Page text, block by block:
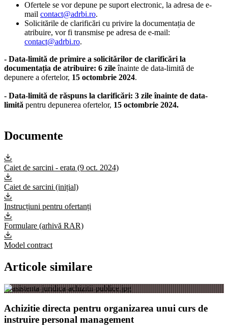
Ofertele se vor depune pe suport electronic, la adresa de e-
mail contact@adrbi.ro.
Solicitările de clarificări cu privire la documentația de
atribuire, vor fi transmise pe adresa de e-mail:
contact@adrbi.ro.
- Data-limită de primire a solicitărilor de clarificări la
documentația de atribuire: 6 zileînainte de data-limită de
depunere a ofertelor, 15 octombrie 2024.
- Data-limită de răspuns la clarificări: 3 zile înainte de data-
limită pentru depunerea ofertelor, 15 octombrie 2024.
Documente
Caiet de sarcini - erata (9 oct. 2024)
Caiet de sarcini (inițial)
Instrucțiuni pentru ofertanți
Formulare (arhivă RAR)
Model contract
Articole similare
Achizitie directa pentru organizarea unui curs de
instruire personal management